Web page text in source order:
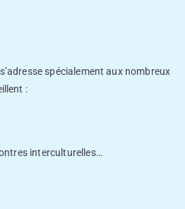
spécialement aux nombreux
:
interculturelles…